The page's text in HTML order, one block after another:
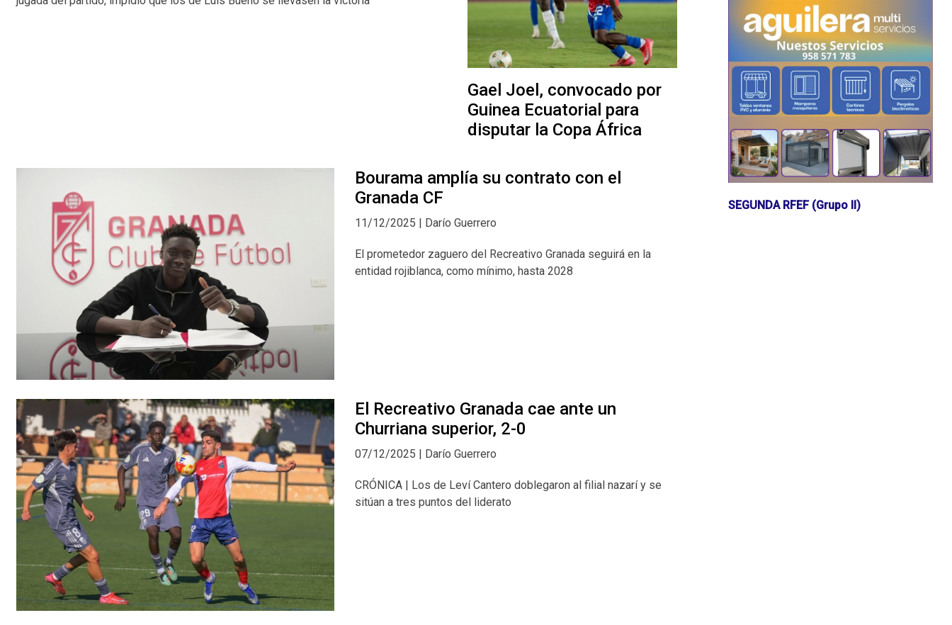
Gael Joel, convocado por
Guinea Ecuatorial para
disputar la Copa África
Bourama amplía su contrato con el
Granada CF
11/12/2025 | Darío Guerrero
El prometedor zaguero del Recreativo Granada seguirá en la
entidad rojiblanca, como mínimo, hasta 2028
El Recreativo Granada cae ante un
Churriana superior, 2-0
07/12/2025 | Darío Guerrero
CRÓNICA | Los de Leví Cantero doblegaron al filial nazarí y se
sitúan a tres puntos del liderato
SEGUNDA RFEF (Grupo II)